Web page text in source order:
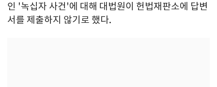
인 '녹십자 사건'에 대해 대법원이 헌법재판소에 답변
서를 제출하지 않기로 했다.